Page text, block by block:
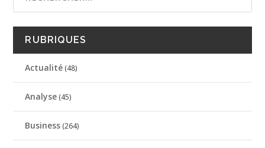
RUBRIQUES
Actualité (48)
Analyse (45)
Business (264)